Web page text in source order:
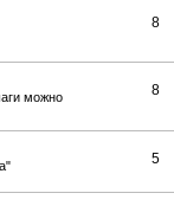
8
можно
8
5